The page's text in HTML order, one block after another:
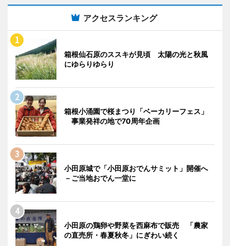
アクセスランキング
箱根仙石原のススキが見頃 太陽の光と秋風
にゆらりゆらり
箱根小涌園で桜まつり「ベーカリーフェス」
事業発祥の地で70周年企画
小田原城で「小田原おでんサミット」開催へ
－ご当地おでん一堂に
小田原の鶏卵や野菜を西麻布で販売 「農家
の直売所・春夏秋冬」にぎわい続く